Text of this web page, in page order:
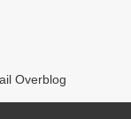
Overblog